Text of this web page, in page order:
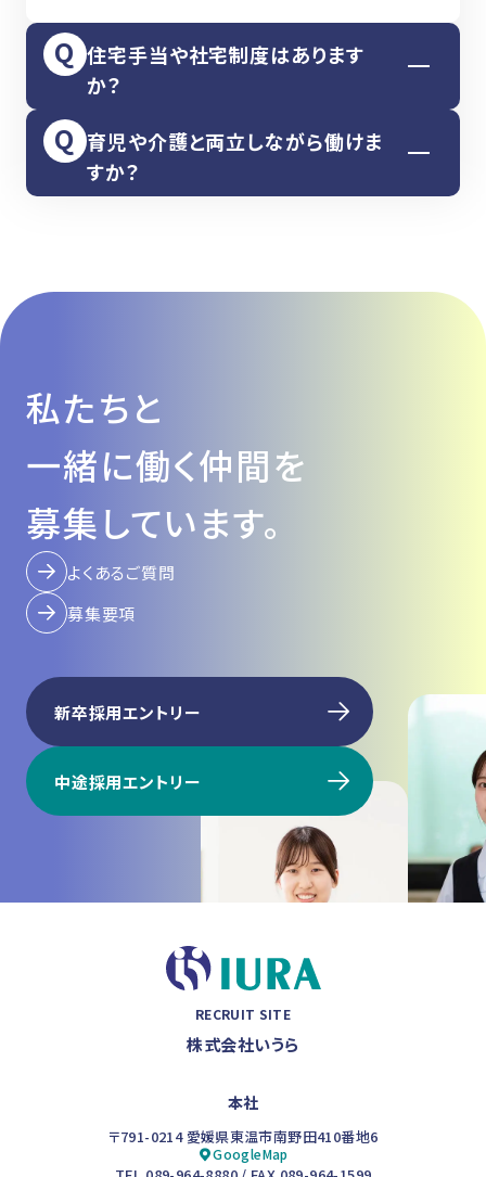
住宅手当や社宅制度はあります
か？
職種や勤務地に応じて住宅補助制度があり
ます。詳細は面接時にご案内いたします。
育児や介護と両立しながら働けま
すか？
休暇制度もあります。
私たちと
一緒に働く仲間を
募集しています。
よくあるご質問
募集要項
新卒採用エントリー
中途採用エントリー
RECRUIT SITE
株式会社いうら
本社
〒791-0214 愛媛県東温市南野田410番地6
GoogleMap